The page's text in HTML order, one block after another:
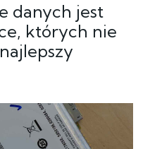
danych jest
których nie